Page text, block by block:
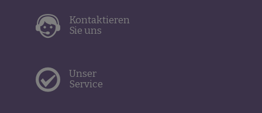
Kontaktieren
Sie uns
Unser
Service